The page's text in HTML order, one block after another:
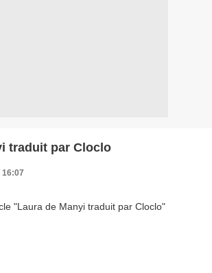
traduit par Cloclo
16:07